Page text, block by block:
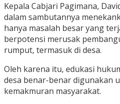
Kepala Cabjari Pagimana,
dalam sambutannya
hanya masalah besar yang
berpotensi merusak
rumput, termasuk di desa.
Oleh karena itu, edukasi
desa benar-benar digunakan
kemakmuran masyarakat.